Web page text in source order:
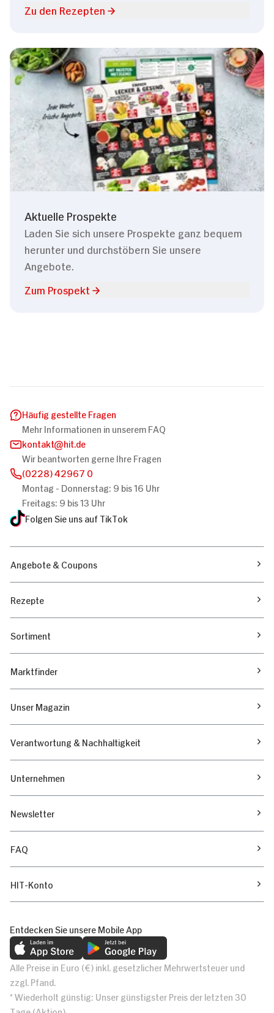
Zu den Rezepten
Aktuelle Prospekte
Laden Sie sich unsere Prospekte ganz bequem
herunter und durchstöbern Sie unsere
Angebote.
Zum Prospekt
Häufig gestellte Fragen
Mehr Informationen in unserem FAQ
kontakt
hit.de
Wir beantworten gerne Ihre Fragen
(0228) 42967 0
Montag - Donnerstag: 9 bis 16 Uhr
Freitags: 9 bis 13 Uhr
Folgen Sie uns auf TikTok
Angebote & Coupons
Rezepte
Sortiment
Marktfinder
Unser Magazin
Verantwortung & Nachhaltigkeit
Unternehmen
Newsletter
FAQ
HIT-Konto
Entdecken Sie unsere Mobile App
Alle Preise in Euro (€) inkl. gesetzlicher Mehrwertsteuer und
zzgl. Pfand.
* Wiederholt günstig: Unser günstigster Preis der letzten 30
Tage (Aktion)